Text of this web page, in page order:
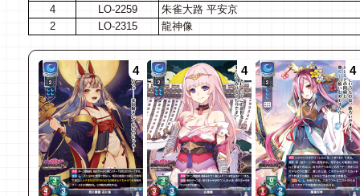
4
LO-2259
朱雀大路 平安京
2
LO-2315 龍神像
4 4 4